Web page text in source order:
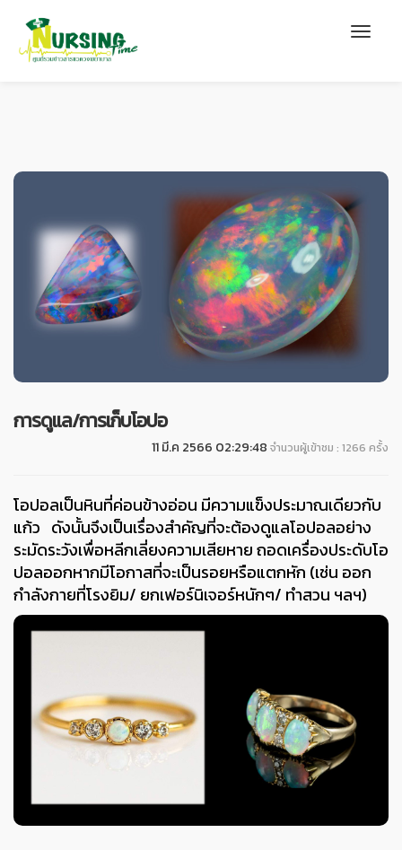
การดูแล/การเก็บโอปอ
11 มี.ค 2566 02:29:48 จำนวนผู้เข้าชม : 1266 ครั้ง
โอปอลเป็นหินที่ค่อนข้างอ่อน มีความแข็งประมาณเดียวกับ
แก้ว ดังนั้นจึงเป็นเรื่องสำคัญที่จะต้องดูแลโอปอลอย่าง
ระมัดระวังเพื่อหลีกเลี่ยงความเสียหาย ถอดเครื่องประดับโอ
ปอลออกหากมีโอกาสที่จะเป็นรอยหรือแตกหัก (เช่น ออก
กำลังกายที่โรงยิม/ ยกเฟอร์นิเจอร์หนักๆ/ ทำสวน ฯลฯ)